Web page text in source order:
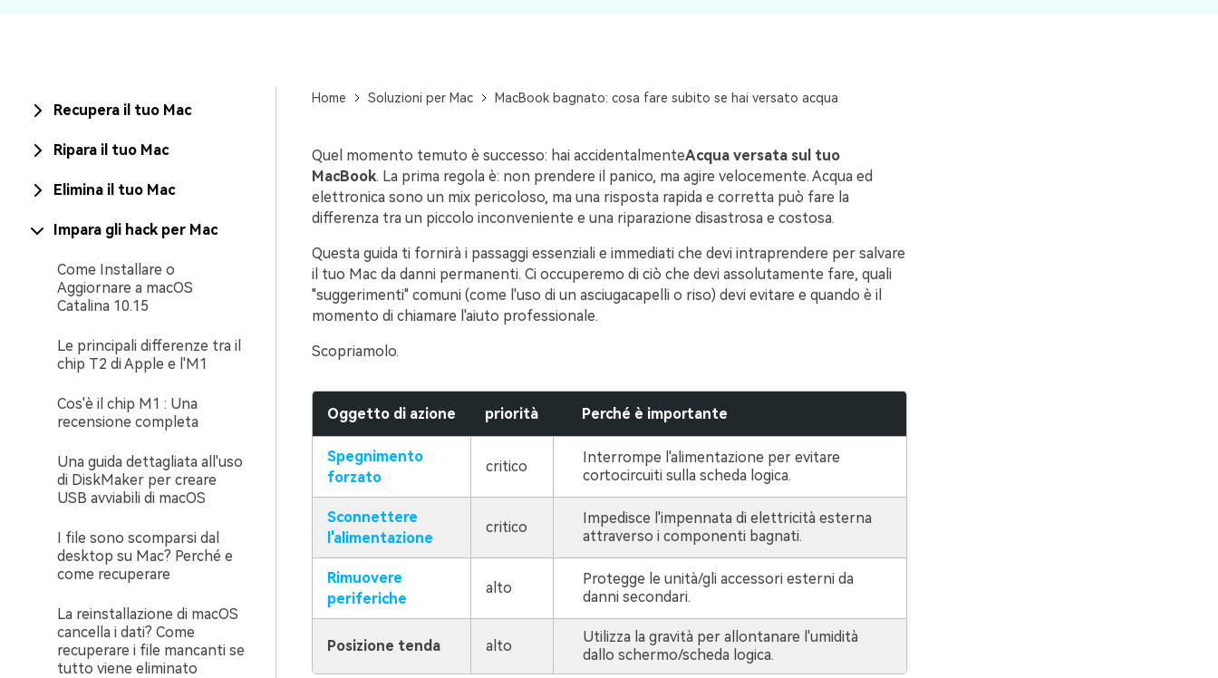
Recupera il tuo Mac
Ripara il tuo Mac
Elimina il tuo Mac
Impara gli hack per Mac
Come Installare o
Aggiornare a macOS
Catalina 10.15
Le principali differenze tra il
chip T2 di Apple e l'M1
Cos'è il chip M1 : Una
recensione completa
Una guida dettagliata all'uso
di DiskMaker per creare
USB avviabili di macOS
I file sono scomparsi dal
desktop su Mac? Perché e
come recuperare
La reinstallazione di macOS
cancella i dati? Come
recuperare i file mancanti se
tutto viene eliminato
Home Soluzioni per Mac MacBook bagnato: cosa fare subito se hai versato acqua
Quel momento temuto è successo: hai accidentalmenteAcqua versata sul tuo
MacBook. La prima regola è: non prendere il panico, ma agire velocemente. Acqua ed
elettronica sono un mix pericoloso, ma una risposta rapida e corretta può fare la
differenza tra un piccolo inconveniente e una riparazione disastrosa e costosa.
Questa guida ti fornirà i passaggi essenziali e immediati che devi intraprendere per salvare
il tuo Mac da danni permanenti. Ci occuperemo di ciò che devi assolutamente fare, quali
"suggerimenti" comuni (come l'uso di un asciugacapelli o riso) devi evitare e quando è il
momento di chiamare l'aiuto professionale.
Scopriamolo.
Oggetto di azione priorità Perché è importante
Spegnimento
forzato
critico
Interrompe l'alimentazione per evitare
cortocircuiti sulla scheda logica.
Sconnettere
l'alimentazione
critico
Impedisce l'impennata di elettricità esterna
attraverso i componenti bagnati.
Rimuovere
periferiche
alto
Protegge le unità/gli accessori esterni da
danni secondari.
Posizione tenda alto
Utilizza la gravità per allontanare l'umidità
dallo schermo/scheda logica.